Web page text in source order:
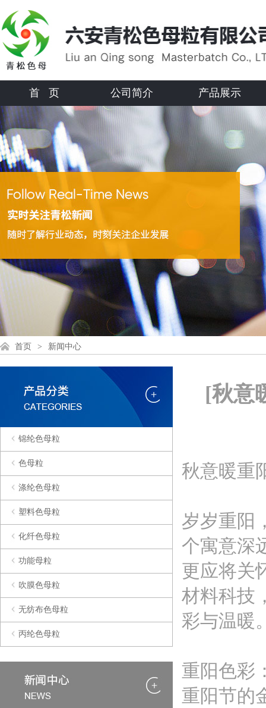
首 页 公司简介 产品展示
首页 > 新闻中心
锦纶色母粒
色母粒
涤纶色母粒
塑料色母粒
化纤色母粒
功能母粒
吹膜色母粒
无纺布色母粒
丙纶色母粒
[秋意
秋意暖重
岁岁重阳
个寓意深
更应将关
材料科技
彩与温暖
重阳色彩
重阳节的